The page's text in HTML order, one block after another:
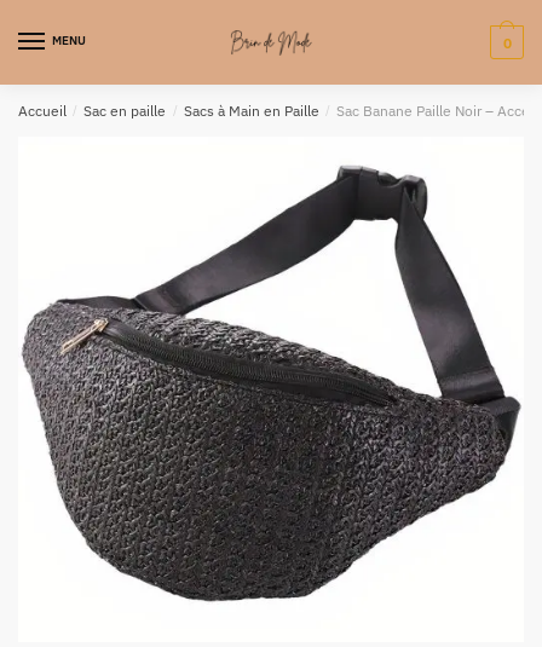
MENU 0
Accueil / Sac en paille / Sacs à Main en Paille / Sac Banane Paille Noir –